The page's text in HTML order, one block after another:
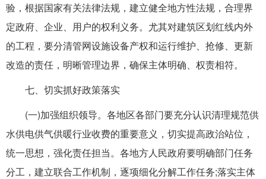
验，根据国家有关法律法规，建立健全地方性法规，合理界
定政府、企业、用户的权利义务。尤其对建筑区划红线内外
的工程，要分清管网设施设备产权和运行维护、抢修、更新
改造的责任，明晰管理边界，确保主体明确、权责相符。
七、切实抓好政策落实
(一)加强组织领导。各地区各部门要充分认识清理规范供
水供电供气供暖行业收费的重要意义，切实提高政治站位，
统一思想，强化责任担当。各地方人民政府要明确部门任务
分工，建立联合工作机制，逐项细化分解工作任务;落实主体